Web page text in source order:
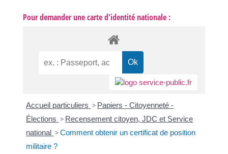
Pour demander une carte d'identité nationale :
Accueil particuliers > Papiers - Citoyenneté -
Élections > Recensement citoyen, JDC et Service
national >Comment obtenir un certificat de position
militaire ?